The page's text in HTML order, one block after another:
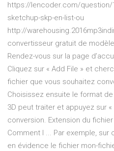
https://lencoder.com/question/
sketchup-skp-en-list-ou
http://
convertisseur gratuit de
Rendez-vous sur la page
Cliquez sur « Add File » et
fichier que vous souhaitez
Choisissez ensuite le format
3D peut traiter et appuyez sur
conversion. Extension du
Comment l ... Par exemple, sur
en évidence le fichier mon-